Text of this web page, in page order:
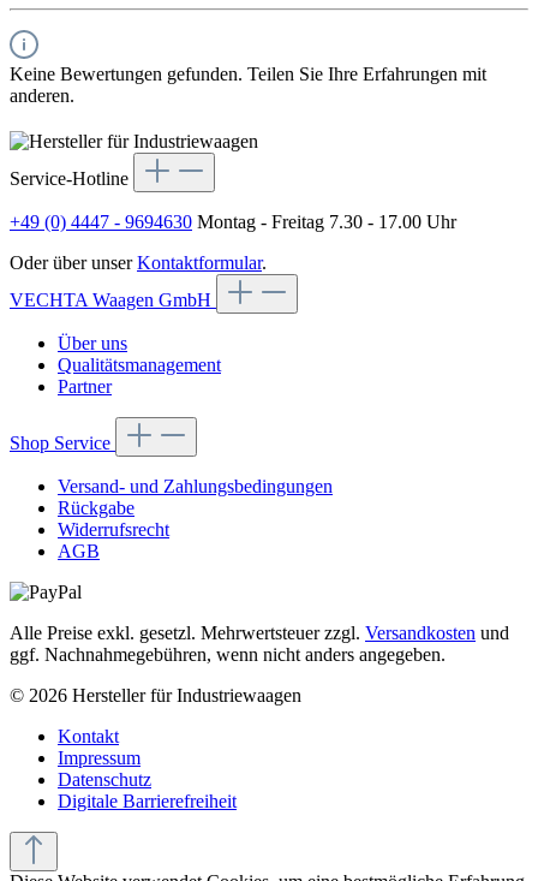
Keine Bewertungen gefunden. Teilen Sie Ihre Erfahrungen mit
anderen.
Service-Hotline
+49 (0) 4447 - 9694630 Montag - Freitag 7.30 - 17.00 Uhr
Oder über unserKontaktformular.
VECHTA Waagen GmbH
Über uns
Qualitätsmanagement
Partner
Shop Service
Versand- und Zahlungsbedingungen
Rückgabe
Widerrufsrecht
AGB
Alle Preise exkl. gesetzl. Mehrwertsteuer zzgl. Versandkosten und
ggf. Nachnahmegebühren, wenn nicht anders angegeben.
© 2026 Hersteller für Industriewaagen
Kontakt
Impressum
Datenschutz
Digitale Barrierefreiheit